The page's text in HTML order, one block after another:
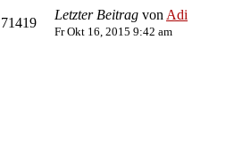
71419
Letzter Beitrag von Adi
Fr Okt 16, 2015 9:42 am